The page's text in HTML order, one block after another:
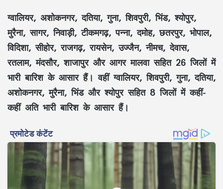
ग्वालियर, अशोकनगर, दतिया, गुना, शिवपुरी, भिंड, श्योपुर,
मुरैना, सागर, निवाड़ी, टीकमगढ़, पन्ना, दमोह, छतरपुर, भोपाल,
विदिशा, सीहोर, राजगढ़, रायसेन, उज्जैन, नीमच, देवास,
रतलाम, मंदसौर, शाजापुर और आगर मालवा सहित 26 जिलों में
भारी बारिश के आसार हैं। वहीं ग्वालियर, शिवपुरी, गुना, दतिया,
अशोकनगर, मुरैना, भिंड और श्योपुर सहित 8 जिलों में कहीं-
कहीं अति भारी बारिश के आसार हैं।